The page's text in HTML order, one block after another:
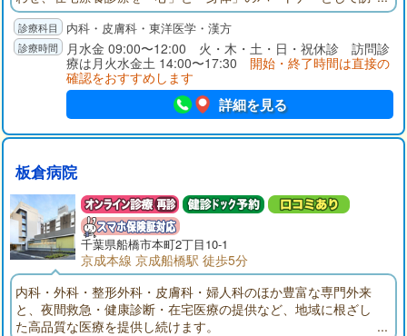
問させていただきます。お気軽にご相談ください。毎月スケジ
ュール表を作成し、定期的に訪問いたします。急に具合が悪く
なった時には、ご連絡頂ければスケジュール外でも訪問いたし
内科・皮膚科・東洋医学・漢方
月水金 09:00〜12:00 火・木・土・日・祝休診 訪問診
療は月火水金土 14:00〜17:30 開始・終了時間は直接の
確認をおすすめします
詳細を見る
板倉病院
千葉県船橋市本町2丁目10-1
京成本線 京成船橋駅 徒歩5分
内科・外科・整形外科・皮膚科・婦人科のほか豊富な専門外来
と、夜間救急・健康診断・在宅医療の提供など、地域に根ざし
た高品質な医療を提供し続けます。